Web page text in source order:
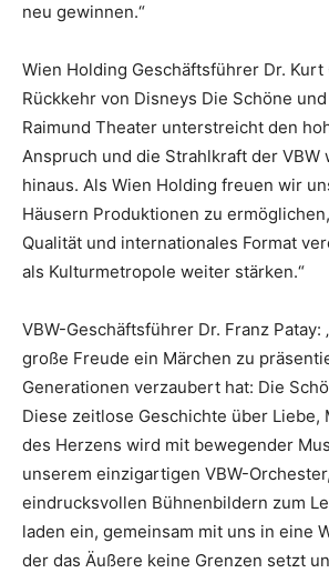
neu gewinnen.“
Wien Holding Geschäftsführer Dr. Kurt
Rückkehr von Disneys Die Schöne
Raimund Theater unterstreicht den
Anspruch und die Strahlkraft der VBW
hinaus. Als Wien Holding freuen wir
Häusern Produktionen zu
Qualität und internationales Format
als Kulturmetropole weiter stärken.“
VBW-Geschäftsführer Dr. Franz Patay:
große Freude ein Märchen zu
Generationen verzaubert hat: Die
Diese zeitlose Geschichte über Liebe,
des Herzens wird mit bewegender
unserem einzigartigen VBW-
eindrucksvollen Bühnenbildern zum
laden ein, gemeinsam mit uns in eine
der das Äußere keine Grenzen setzt